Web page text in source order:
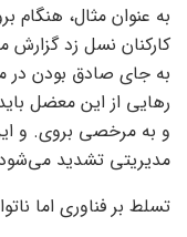
به عنوان مثال، هنگام
کارکنان نسل زد
به جای صادق بودن در
رهایی از این معضل
و به مرخصی بروی. و
مدیریتی تشدید
تسلط بر فناوری اما